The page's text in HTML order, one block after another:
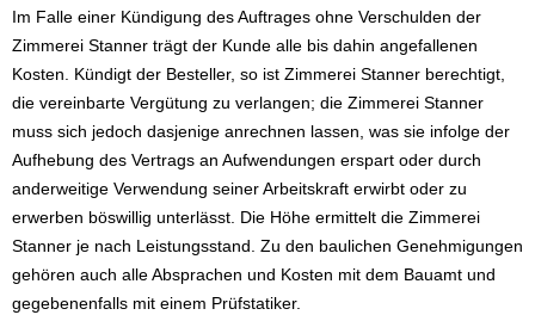
Im Falle einer Kündigung des Auftrages ohne Verschulden der
Zimmerei Stanner trägt der Kunde alle bis dahin angefallenen
Kosten. Kündigt der Besteller, so ist Zimmerei Stanner berechtigt,
die vereinbarte Vergütung zu verlangen; die Zimmerei Stanner
muss sich jedoch dasjenige anrechnen lassen, was sie infolge der
Aufhebung des Vertrags an Aufwendungen erspart oder durch
anderweitige Verwendung seiner Arbeitskraft erwirbt oder zu
erwerben böswillig unterlässt. Die Höhe ermittelt die Zimmerei
Stanner je nach Leistungsstand. Zu den baulichen Genehmigungen
gehören auch alle Absprachen und Kosten mit dem Bauamt und
gegebenenfalls mit einem Prüfstatiker.